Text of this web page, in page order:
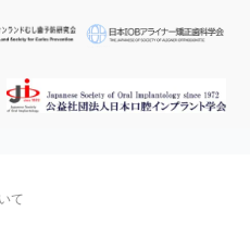
て